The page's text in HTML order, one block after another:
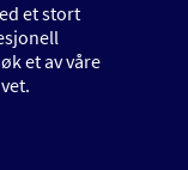
et stort
et av våre